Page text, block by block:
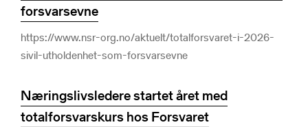
forsvarsevne
https://www.nsr-org.no/aktuelt/totalforsvaret-i-2026-
sivil-utholdenhet-som-forsvarsevne
Næringslivsledere startet året med
totalforsvarskurs hos Forsvaret